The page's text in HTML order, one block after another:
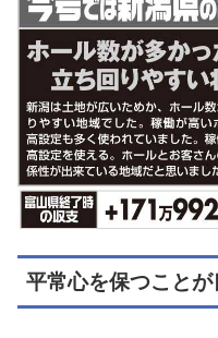
平常心を保つこと